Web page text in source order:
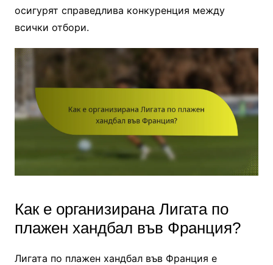
осигурят справедлива конкуренция между
всички отбори.
Как е организирана Лигата по
плажен хандбал във Франция?
Лигата по плажен хандбал във Франция е